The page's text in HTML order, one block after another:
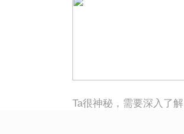
Ta很神秘，需要深入了解